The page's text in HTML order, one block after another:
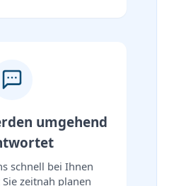
umgehend
schnell bei Ihnen
zeitnah planen